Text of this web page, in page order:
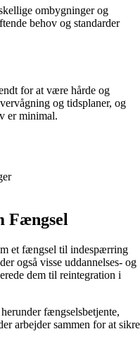
ombygninger og
behov og standarder
for at være hårde og
og tidsplaner, og
er minimal.
Fængsel
et fængsel til indespærring
også visse uddannelses- og
dem til reintegration i
fængselsbetjente,
arbejder sammen for at sikre